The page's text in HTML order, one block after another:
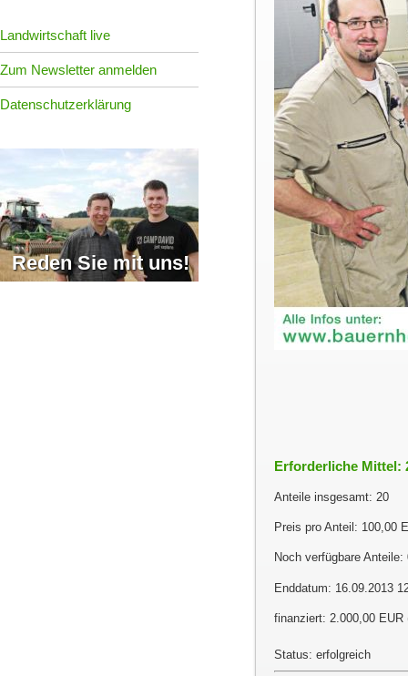
Landwirtschaft live
Zum Newsletter anmelden
Datenschutzerklärung
Reden Sie mit uns!
Erforderliche Mittel:
Anteile insgesamt: 20
Preis pro Anteil: 100,00
Noch verfügbare Anteile:
Enddatum: 16.09.2013
finanziert: 2.000,00 EUR
Status: erfolgreich